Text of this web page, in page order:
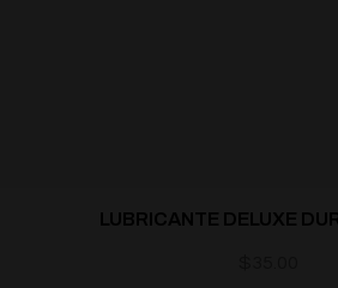
LUBRICANTE DELUXE